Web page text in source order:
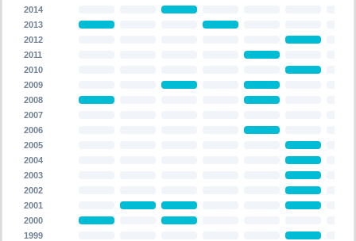
2014
2013
2012
2011
2010
2009
2008
2007
2006
2005
2004
2003
2002
2001
2000
1999